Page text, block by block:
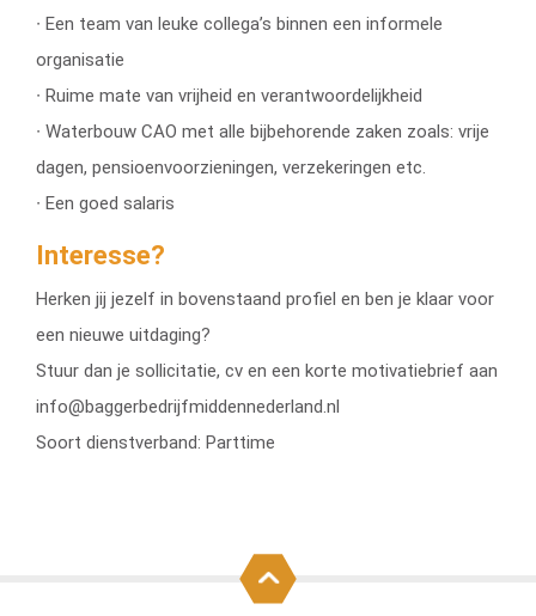
∙ Een team van leuke collega’s binnen een informele
organisatie
∙ Ruime mate van vrijheid en verantwoordelijkheid
∙ Waterbouw CAO met alle bijbehorende zaken zoals: vrije
dagen, pensioenvoorzieningen, verzekeringen etc.
∙ Een goed salaris
Interesse?
Herken jij jezelf in bovenstaand profiel en ben je klaar voor
een nieuwe uitdaging?
Stuur dan je sollicitatie, cv en een korte motivatiebrief aan
info@baggerbedrijfmiddennederland.nl
Soort dienstverband: Parttime